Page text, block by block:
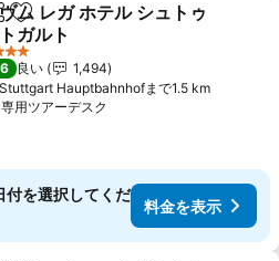
アお気に入りに追加
ム レガ ホテル シュトゥ
ガルト
を表示
テルのランク
良い
1,494
Stuttgart Hauptbahnhofまで1.5 km
専用ツアーデスク
付を選択してくだ
料金を表示